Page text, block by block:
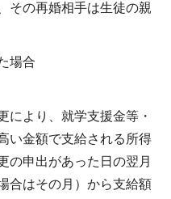
その再婚相手は生徒の親
場合
より、就学支援金等・
い金額で支給される所得
の申出があった日の翌月
合はその月）から支給額